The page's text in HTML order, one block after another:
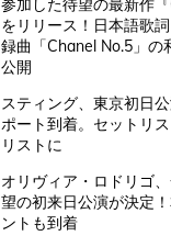
参加した待望の最新作『
をリリース！日本語歌
録曲「Chanel No.5」の
公開
スティング、東京初日
ポート到着。セットリ
リストに
オリヴィア・ロドリゴ
望の初来日公演が決定
ントも到着